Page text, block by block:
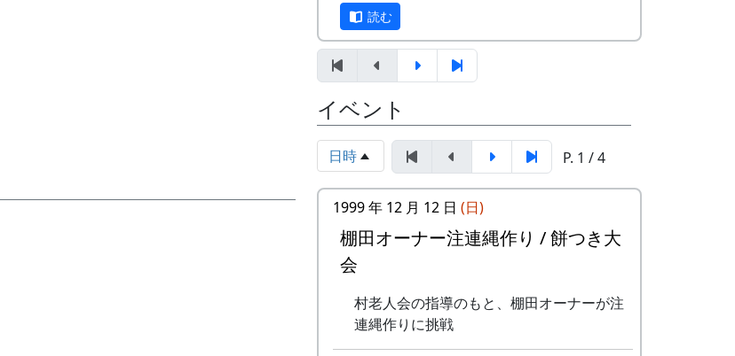
平成27年度棚田オーナー (2015-04-12
11:26:16)
一から十までプロの指導を受け、減農
薬栽培の米づくりを体験できます。
便番号、住所、氏名、電話番号を明記
して下さい）。 折り返し、詳しい内容
と「申し込みアンケート」をお送りい
たしますので、申し込みアンケートを
ご返送ください。
申込み・お問合せの窓口
岩座神棚田保全推進協議会事務局
TEL & FAX: 9999-99-9999
MAIL : mailaddress
したため、オーナーの募集は締め切らせて
いただきました。悪しからずご了承下さ
い。
オーナー田 : 16区画。1区画は約100平
方メートルです。
オーナーの資格 : まじめに農業に取り
組み、自然とふれあう勇気をお持ち
で、地域になじめるかた。家族や団体
でも結構です。
年会費 : 1区画5万円。
読む
イベント
日時 P. 1 / 4
1999 年 12 月 12 日 (日)
棚田オーナー注連縄作り / 餅つき大
会
村老人会の指導のもと、棚田オーナーが注
連縄作りに挑戦